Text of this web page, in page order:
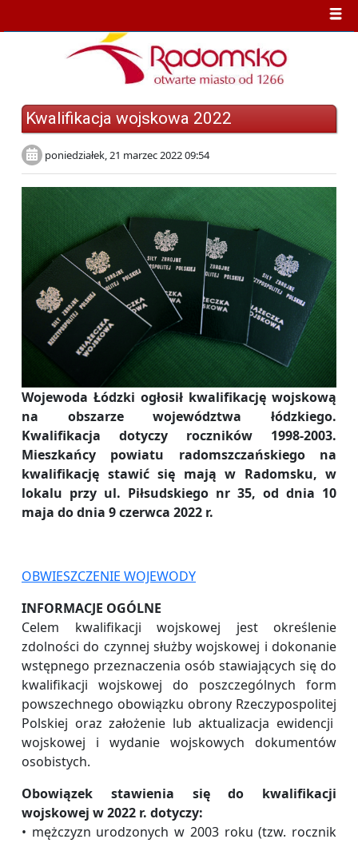
Kwalifikacja wojskowa 2022
poniedziałek, 21 marzec 2022 09:54
Wojewoda Łódzki ogłosił kwalifikację wojskową
na obszarze województwa łódzkiego.
Kwalifikacja dotyczy roczników 1998-2003.
Mieszkańcy powiatu radomszczańskiego na
kwalifikację stawić się mają w Radomsku, w
lokalu przy ul. Piłsudskiego nr 35, od dnia 10
maja do dnia 9 czerwca 2022 r.
OBWIESZCZENIE WOJEWODY
INFORMACJE OGÓLNE
Celem kwalifikacji wojskowej jest określenie
zdolności do czynnej służby wojskowej i dokonanie
wstępnego przeznaczenia osób stawiających się do
kwalifikacji wojskowej do poszczególnych form
powszechnego obowiązku obrony Rzeczypospolitej
Polskiej oraz założenie lub aktualizacja ewidencji
wojskowej i wydanie wojskowych dokumentów
osobistych.
Obowiązek stawienia się do kwalifikacji
wojskowej w 2022 r. dotyczy:
• mężczyzn urodzonych w 2003 roku (tzw. rocznik